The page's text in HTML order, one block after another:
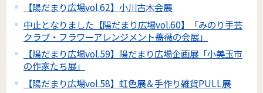
【陽だまり広場vol.62】小川古木会展
中止となりました【陽だまり広場vol.60】「みのり手芸
クラブ・フラワーアレンジメント薔薇の会展」
【陽だまり広場vol.59】陽だまり広場企画展「小美玉市
の作家たち展」
【陽だまり広場vol.58】虹色展＆手作り雑貨PULL展